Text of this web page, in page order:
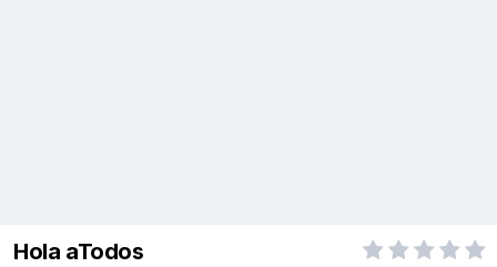
Hola aTodos